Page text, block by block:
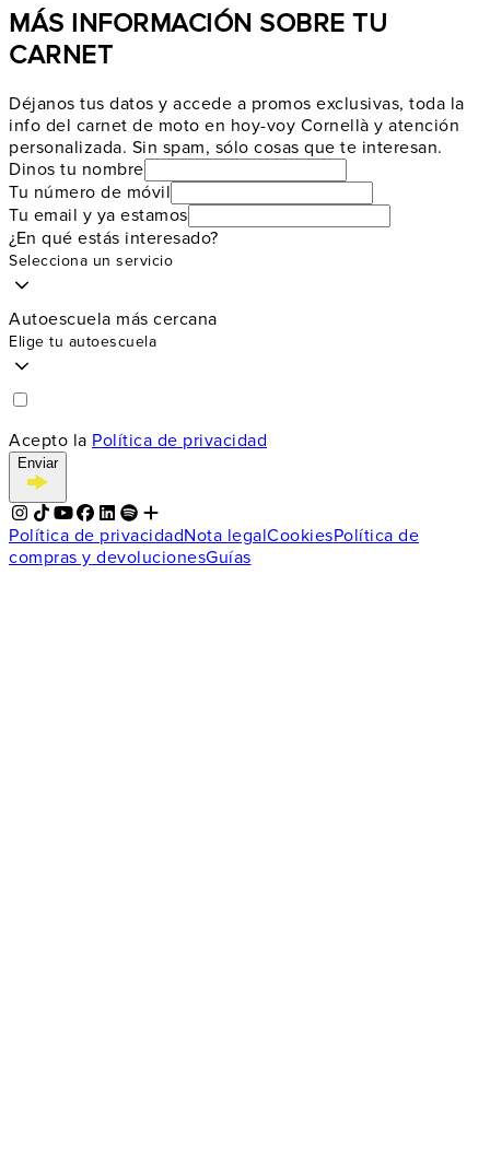
MÁS INFORMACIÓN SOBRE TU
CARNET
Déjanos tus datos y accede a promos exclusivas, toda la
info del carnet de moto en hoy-voy Cornellà y atención
personalizada. Sin spam, sólo cosas que te interesan.
Dinos tu nombre
Tu número de móvil
Tu email y ya estamos
¿En qué estás interesado?
Selecciona un servicio
Autoescuela más cercana
Elige tu autoescuela
Acepto la Política de privacidad
Enviar
Política de privacidadNota legalCookiesPolítica de
compras y devolucionesGuías